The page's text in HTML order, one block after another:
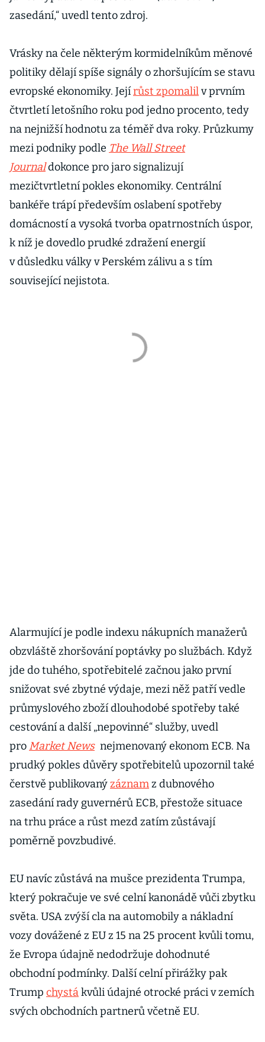
zasedání,“ uvedl tento zdroj.
Vrásky na čele některým kormidelníkům měnové
politiky dělají spíše signály o zhoršujícím se stavu
evropské ekonomiky. Jejírůst zpomalilv prvním
čtvrtletí letošního roku pod jedno procento, tedy
na nejnižší hodnotu za téměř dva roky. Průzkumy
mezi podniky podle The Wall Street
Journaldokonce pro jaro signalizují
mezičtvrtletní pokles ekonomiky. Centrální
bankéře trápí především oslabení spotřeby
domácností a vysoká tvorba opatrnostních úspor,
k níž je dovedlo prudké zdražení energií
v důsledku války v Perském zálivu a s tím
související nejistota.
Alarmující je podle indexu nákupních manažerů
obzvláště zhoršování poptávky po službách. Když
jde do tuhého, spotřebitelé začnou jako první
snižovat své zbytné výdaje, mezi něž patří vedle
průmyslového zboží dlouhodobé spotřeby také
cestování a další „nepovinné“ služby, uvedl
pro Market News nejmenovaný ekonom ECB. Na
prudký pokles důvěry spotřebitelů upozornil také
čerstvě publikovanýzáznamz dubnového
zasedání rady guvernérů ECB, přestože situace
na trhu práce a růst mezd zatím zůstávají
poměrně povzbudivé.
EU navíc zůstává na mušce prezidenta Trumpa,
který pokračuje ve své celní kanonádě vůči zbytku
světa. USA zvýší cla na automobily a nákladní
vozy dovážené z EU z 15 na 25 procent kvůli tomu,
že Evropa údajně nedodržuje dohodnuté
obchodní podmínky. Další celní přirážky pak
Trump chystákvůli údajné otrocké práci v zemích
svých obchodních partnerů včetně EU.